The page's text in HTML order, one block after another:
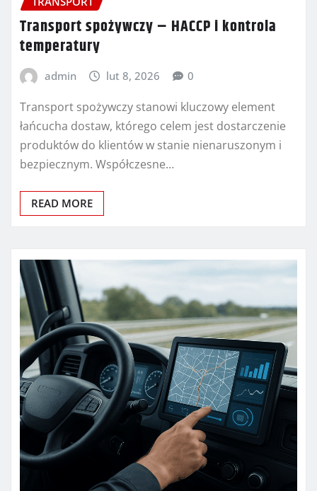
Transport spożywczy – HACCP i kontrola
temperatury
admin lut 8, 2026 0
Transport spożywczy stanowi kluczowy element
łańcucha dostaw, którego celem jest dostarczenie
produktów do klientów w stanie nienaruszonym i
bezpiecznym. Współczesne…
READ MORE